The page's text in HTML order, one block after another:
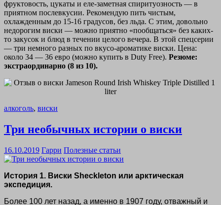
фруктовость, цукаты и еле-заметная спиритуозность — в
приятном послевкусии. Рекомендую пить чистым,
охлажденным до 15-16 градусов, без льда. С этим, довольно
недорогим виски — можно приятно «пообщаться» без каких-
то закусок и блюд в течении целого вечера. В этой спецсерии
— три немного разных по вкусо-ароматике виски. Цена:
около 34 — 36 евро (можно купить в Duty Free). Резюме:
экстраординарно (8 из 10).
алкоголь, виски
Три необычных истории о виски
16.10.2019 Гарри Полезные статьи
История 1. Виски Sheckleton или арктическая
экспедиция.
Более 100 лет назад, а именно в 1907 году, отважный и